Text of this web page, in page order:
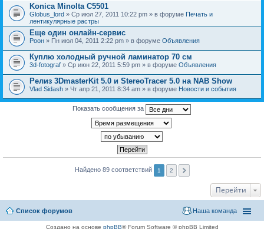
Konica Minolta C5501
Globus_lord » Ср июл 27, 2011 10:22 pm » в форуме Печать и
лентикулярные растры
Еще один онлайн-сервис
Pоон » Пн июл 04, 2011 2:22 pm » в форуме Объявления
Куплю холодный ручной ламинатор 70 см
3d-fotograf » Ср июн 22, 2011 5:59 pm » в форуме Объявления
Релиз 3DmasterKit 5.0 и StereoTracer 5.0 на NAB Show
Vlad Sidash » Чт апр 21, 2011 8:34 am » в форуме Новости и события
Показать сообщения за
Найдено 89 соответствий 1 2
Перейти
Список форумов Наша команда
Создано на основе phpBB® Forum Software © phpBB Limited